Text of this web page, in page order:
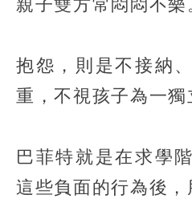
親子雙方常悶悶不樂
抱怨，則是不接納
重，不視孩子為一獨
巴菲特就是在求學
這些負面的行為後，